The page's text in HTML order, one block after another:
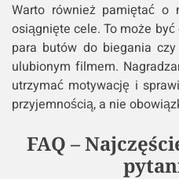
Warto również pamiętać o
osiągnięte cele. To może
para butów do biegania
ulubionym filmem.
utrzymać motywację i
przyjemnością, a nie
FAQ –